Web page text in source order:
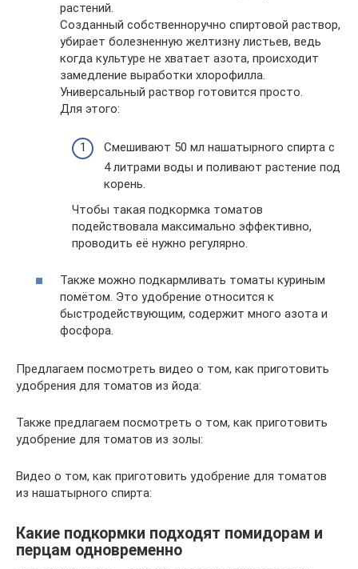
растений.
Созданный собственноручно спиртовой раствор,
убирает болезненную желтизну листьев, ведь
когда культуре не хватает азота, происходит
замедление выработки хлорофилла.
Универсальный раствор готовится просто.
Для этого:
Смешивают 50 мл нашатырного спирта с
4 литрами воды и поливают растение под
корень.
Чтобы такая подкормка томатов
подействовала максимально эффективно,
проводить её нужно регулярно.
Также можно подкармливать томаты куриным
помётом. Это удобрение относится к
быстродействующим, содержит много азота и
фосфора.
Предлагаем посмотреть видео о том, как приготовить
удобрения для томатов из йода:
Также предлагаем посмотреть о том, как приготовить
удобрение для томатов из золы:
Видео о том, как приготовить удобрение для томатов
из нашатырного спирта:
Какие подкормки подходят помидорам и
перцам одновременно